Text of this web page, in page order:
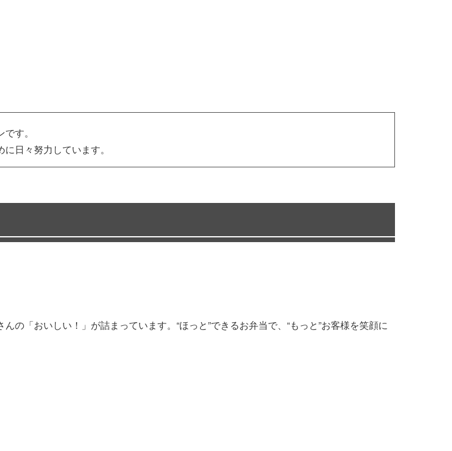
す。
日々努力しています。
の「おいしい！」が詰まっています。“ほっと”できるお弁当で、“もっと”お客様を笑顔に